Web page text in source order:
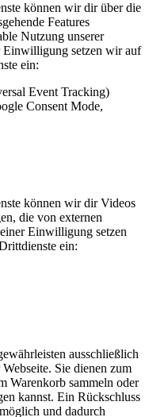
können wir dir über die
Features
Nutzung unserer
Einwilligung setzen wir auf
ein:
Event Tracking)
Consent Mode,
können wir dir Videos
die von externen
Einwilligung setzen
ein:
ausschließlich
Sie dienen zum
Warenkorb sammeln oder
kannst. Ein Rückschluss
und dadurch